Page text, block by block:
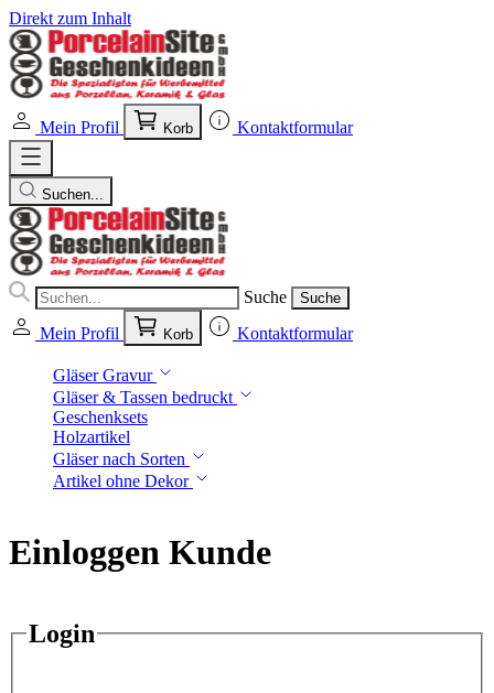
Direkt zum Inhalt
Mein Profil Korb Kontaktformular
Suchen...
Suche Suche
Mein Profil Korb Kontaktformular
Gläser Gravur
Gläser & Tassen bedruckt
Geschenksets
Holzartikel
Gläser nach Sorten
Artikel ohne Dekor
Einloggen Kunde
Login